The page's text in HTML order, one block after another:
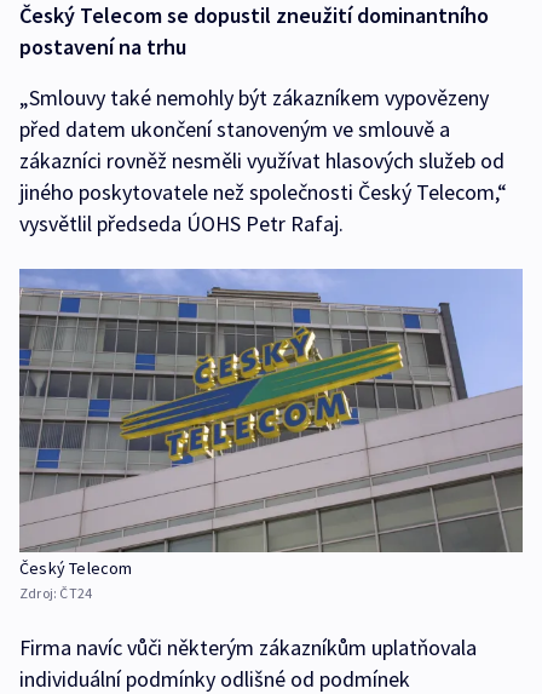
Český Telecom se dopustil zneužití dominantního
postavení na trhu
„Smlouvy také nemohly být zákazníkem vypovězeny
před datem ukončení stanoveným ve smlouvě a
zákazníci rovněž nesměli využívat hlasových služeb od
jiného poskytovatele než společnosti Český Telecom,“
vysvětlil předseda ÚOHS Petr Rafaj.
Český Telecom
Zdroj: ČT24
Firma navíc vůči některým zákazníkům uplatňovala
individuální podmínky odlišné od podmínek